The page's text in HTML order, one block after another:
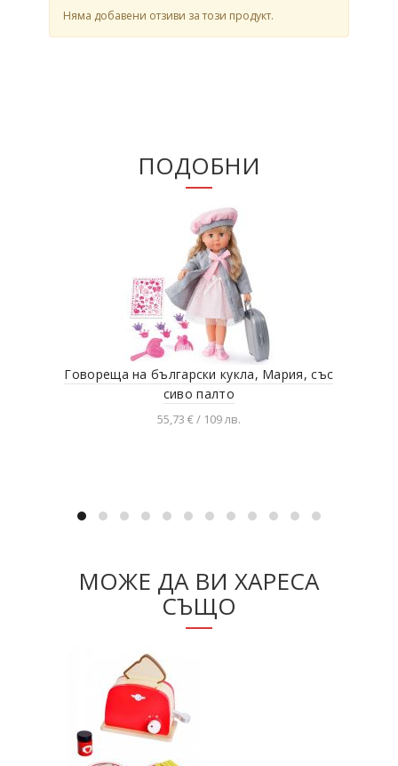
Няма добавени отзиви за този продукт.
ПОДОБНИ
Говореща на български кукла, Мария, със
сиво палто
55,73 € / 109 лв.
МОЖЕ ДА ВИ ХАРЕСА
СЪЩО